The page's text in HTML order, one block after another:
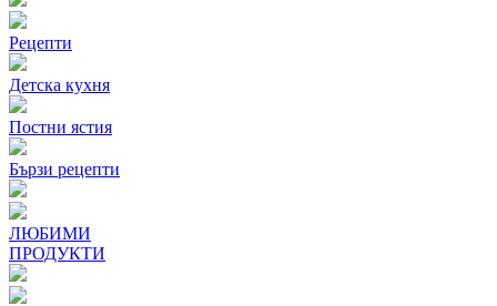
Рецепти
Детска кухня
Постни ястия
Бързи рецепти
ЛЮБИМИ
ПРОДУКТИ